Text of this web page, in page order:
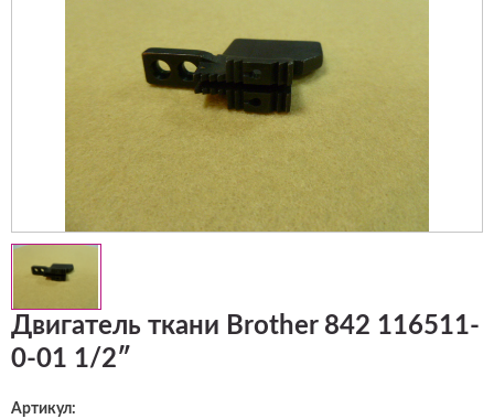
Двигатель ткани Brother 842 116511-
0-01 1/2″
Артикул: